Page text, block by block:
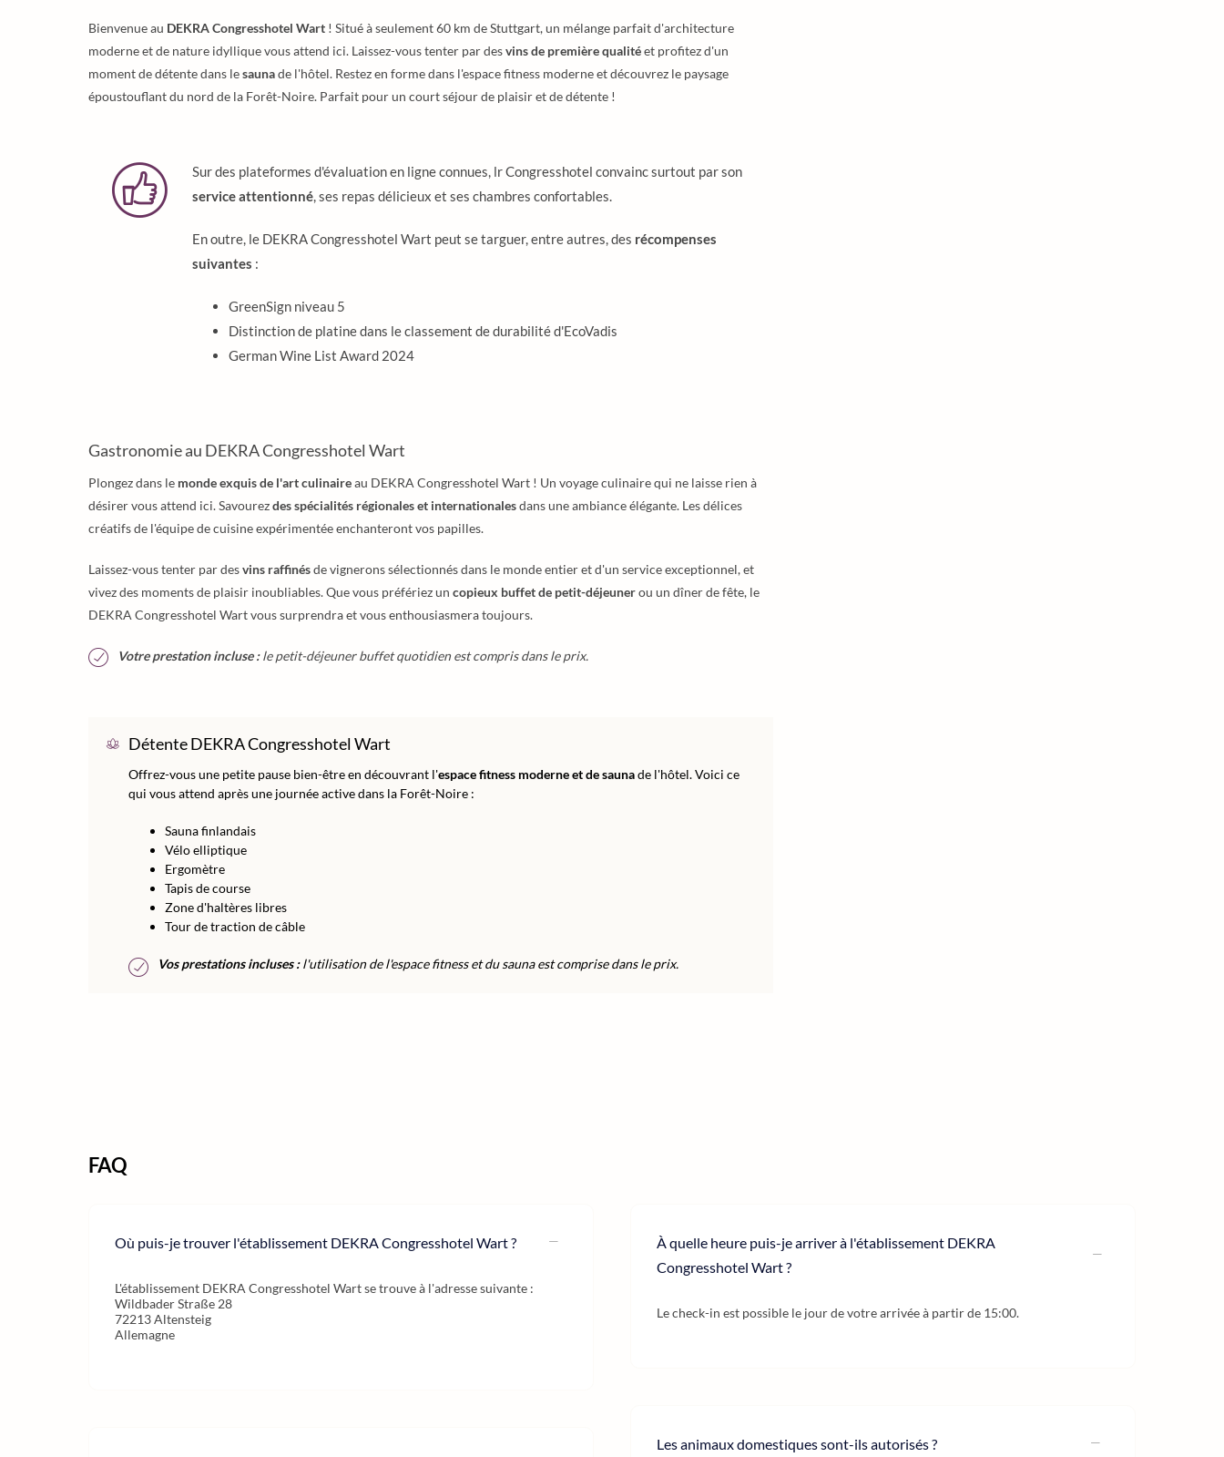
Bienvenue au DEKRA Congresshotel Wart ! Situé à seulement 60 km de Stuttgart, un mélange parfait d'architecture
moderne et de nature idyllique vous attend ici. Laissez-vous tenter par desvins de première qualitéet profitez d'un
moment de détente dans lesaunade l'hôtel. Restez en forme dans l'espace fitness moderne et découvrez le paysage
époustouflant du nord de la Forêt-Noire. Parfait pour un court séjour de plaisir et de détente !
Sur des plateformes d'évaluation en ligne connues, lr Congresshotel convainc surtout par son
service attentionné, ses repas délicieux et ses chambres confortables.
En outre, le DEKRA Congresshotel Wart peut se targuer, entre autres, des récompenses
suivantes :
GreenSign niveau 5
Distinction de platine dans le classement de durabilité d'EcoVadis
German Wine List Award 2024
Gastronomie au DEKRA Congresshotel Wart
Plongez dans le monde exquis de l'art culinaireau DEKRA Congresshotel Wart ! Un voyage culinaire qui ne laisse rien à
désirer vous attend ici. Savourezdes spécialités régionales et internationalesdans une ambiance élégante. Les délices
créatifs de l'équipe de cuisine expérimentée enchanteront vos papilles.
Laissez-vous tenter par desvins raffinésde vignerons sélectionnés dans le monde entier et d'un service exceptionnel, et
vivez des moments de plaisir inoubliables. Que vous préfériez un copieux buffet de petit-déjeunerou un dîner de fête, le
DEKRA Congresshotel Wart vous surprendra et vous enthousiasmera toujours.
Votre prestation incluse :le petit-déjeuner buffet quotidien est compris dans le prix.
Détente DEKRA Congresshotel Wart
Offrez-vous une petite pause bien-être en découvrant l'espace fitness moderne et de saunade l'hôtel. Voici ce
qui vous attend après une journée active dans la Forêt-Noire :
Sauna finlandais
Vélo elliptique
Ergomètre
Tapis de course
Zone d'haltères libres
Tour de traction de câble
Vos prestations incluses :l'utilisation de l'espace fitness et du sauna est comprise dans le prix.
FAQ
Où puis-je trouver l'établissement DEKRA Congresshotel Wart ?
L'établissement DEKRA Congresshotel Wart se trouve à l'adresse suivante :
Wildbader Straße 28
72213 Altensteig
Allemagne
À quelle heure puis-je arriver à l'établissement DEKRA
Congresshotel Wart ?
Le check-in est possible le jour de votre arrivée à partir de 15:00.
Les animaux domestiques sont-ils autorisés ?